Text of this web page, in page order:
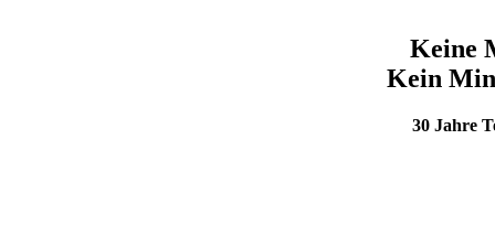
Keine
Kein
30 Jahre